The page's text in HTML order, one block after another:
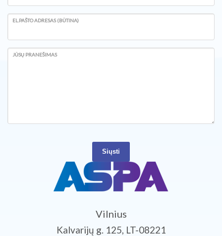
EL.PAŠTO ADRESAS (BŪTINA)
JŪSŲ PRANEŠIMAS
Siųsti
Vilnius
Kalvarijų g. 125, LT-08221